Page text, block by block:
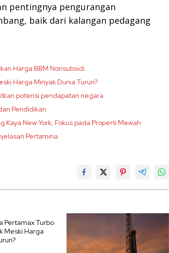
pentingnya pengurangan
baik dari kalangan pedagang
Harga BBM Nonsubsidi
Harga Minyak Dunia Turun?
potensi pendapatan negara
Pendidikan
Kaya New York, Fokus pada Properti Mewah
Pertamina
Pertamax Turbo
Meski Harga